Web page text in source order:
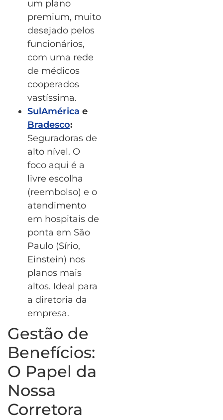
um plano
premium, muito
desejado pelos
funcionários,
com uma rede
de médicos
cooperados
vastíssima.
SulAmérica e
Bradesco:
Seguradoras de
alto nível. O
foco aqui é a
livre escolha
(reembolso) e o
atendimento
em hospitais de
ponta em São
Paulo (Sírio,
Einstein) nos
planos mais
altos. Ideal para
a diretoria da
empresa.
Gestão de
Benefícios:
O Papel da
Nossa
Corretora